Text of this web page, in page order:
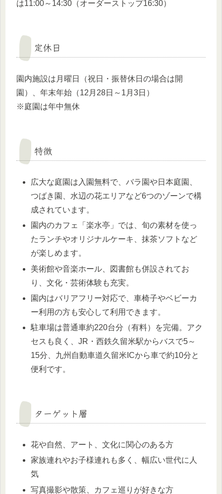
は11:00～14:30（オーダーストップ16:30）
定休日
園内施設は月曜日（祝日・振替休日の場合は開
園）、年末年始（12月28日～1月3日）
※庭園は年中無休
特徴
広大な庭園は入園無料で、バラ園や日本庭園、
つばき園、水辺の花エリアなど6つのゾーンで構
成されています。
園内のカフェ「楽水亭」では、旬の素材を使っ
たランチやオリジナルケーキ、抹茶ソフトなど
が楽しめます。
美術館や音楽ホール、図書館も併設されてお
り、文化・芸術体験も充実。
園内はバリアフリー対応で、車椅子やベビーカ
ー利用の方も安心して利用できます。
駐車場は普通車約220台分（有料）を完備。アク
セスも良く、JR・西鉄久留米駅からバスで5～
15分、九州自動車道久留米ICから車で約10分と
便利です。
ターゲット層
花や自然、アート、文化に関心のある方
家族連れやお子様連れも多く、幅広い世代に人
気
写真撮影や散策、カフェ巡りが好きな方